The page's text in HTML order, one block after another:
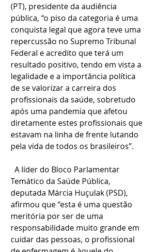
(PT), presidente da audiência
pública, “o piso da categoria é uma
conquista legal que agora teve uma
repercussão no Supremo Tribunal
Federal e acredito que terá um
resultado positivo, tendo em vista a
legalidade e a importância política
de se valorizar a carreira dos
profissionais da saúde, sobretudo
após uma pandemia que afetou
diretamente estes profissionais que
estavam na linha de frente lutando
pela vida de todos os brasileiros”.
Temático da Saúde Pública,
deputada Márcia Huçulak (PSD),
afirmou que “esta é uma questão
meritória por ser de uma
responsabilidade muito grande em
cuidar das pessoas, o profissional